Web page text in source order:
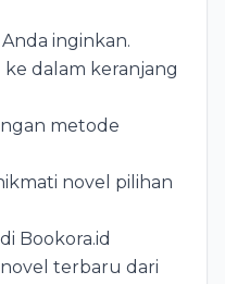
inginkan.
dalam keranjang
metode
novel pilihan
Bookora.id
terbaru dari